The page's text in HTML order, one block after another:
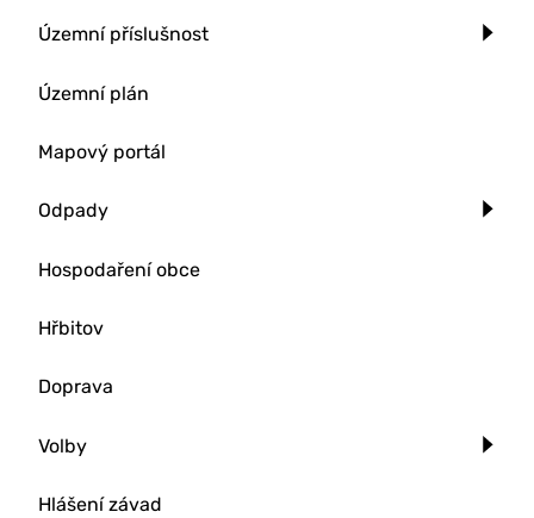
Územní příslušnost
Územní plán
Mapový portál
Odpady
Hospodaření obce
Hřbitov
Doprava
Volby
Hlášení závad